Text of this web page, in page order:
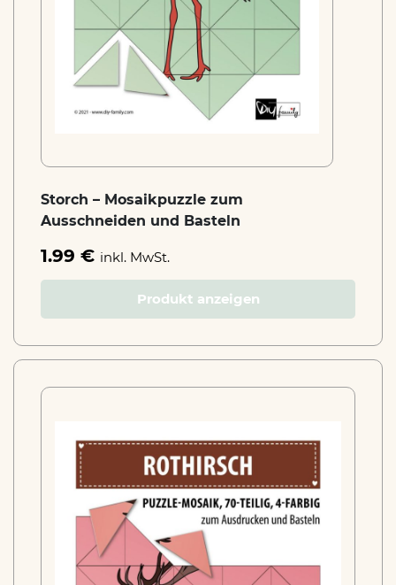
Storch – Mosaikpuzzle zum
Ausschneiden und Basteln
1.99 € inkl. MwSt.
Produkt anzeigen